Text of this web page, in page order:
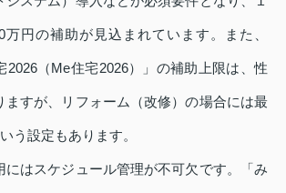
万円の補助が見込まれています。また、
2026（Me住宅2026）」の補助上限は、性
ますが、リフォーム（改修）の場合には最
う設定もあります。
にはスケジュール管理が不可欠です。「み